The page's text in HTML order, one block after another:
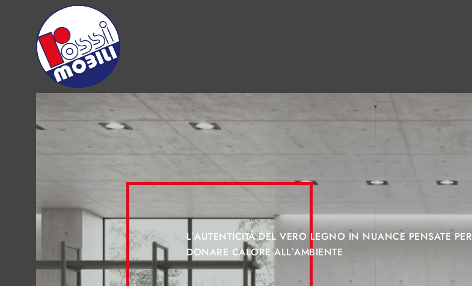
L’AUTENTICITÀ DEL VERO LEGNO IN NUANCE PENSATE PER
DONARE CALORE ALL’AMBIENTE